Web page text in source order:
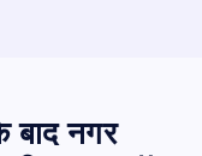
बाद नगर